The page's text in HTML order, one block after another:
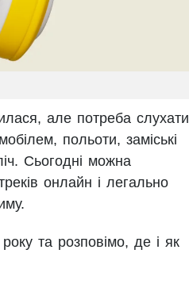
але потреба слухати
польоти, заміські
Сьогодні можна
онлайн і легально
та розповімо, де і як